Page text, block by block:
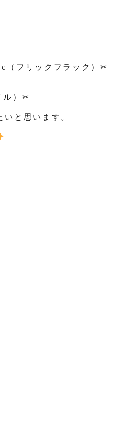
フリックフラック）✂
ル）✂
と思います。